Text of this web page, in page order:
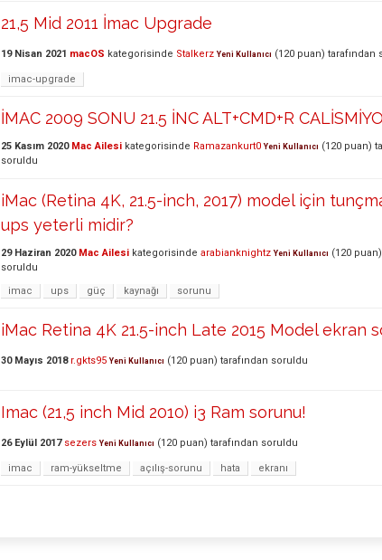
21,5 Mid 2011 İmac Upgrade
19 Nisan 2021 macOS kategorisinde Stalkerz Yeni Kullanıcı (120 puan) tarafından
imac-upgrade
İMAC 2009 SONU 21.5 İNC ALT+CMD+R
25 Kasım 2020 Mac Ailesi kategorisinde Ramazankurt0 Yeni Kullanıcı (120 puan)
soruldu
iMac (Retina 4K, 21.5-inch, 2017) model için
ups yeterli midir?
29 Haziran 2020 Mac Ailesi kategorisinde arabianknightz Yeni Kullanıcı (120 puan)
soruldu
imac
ups güç kaynağı sorunu
iMac Retina 4K 21.5-inch Late 2015 Model ekran
30 Mayıs 2018 r.gkts95 Yeni Kullanıcı (120 puan) tarafından soruldu
Imac (21,5 inch Mid 2010) i3 Ram sorunu!
26 Eylül 2017 sezers Yeni Kullanıcı (120 puan) tarafından soruldu
imac ram-yükseltme açılış-sorunu hata ekranı